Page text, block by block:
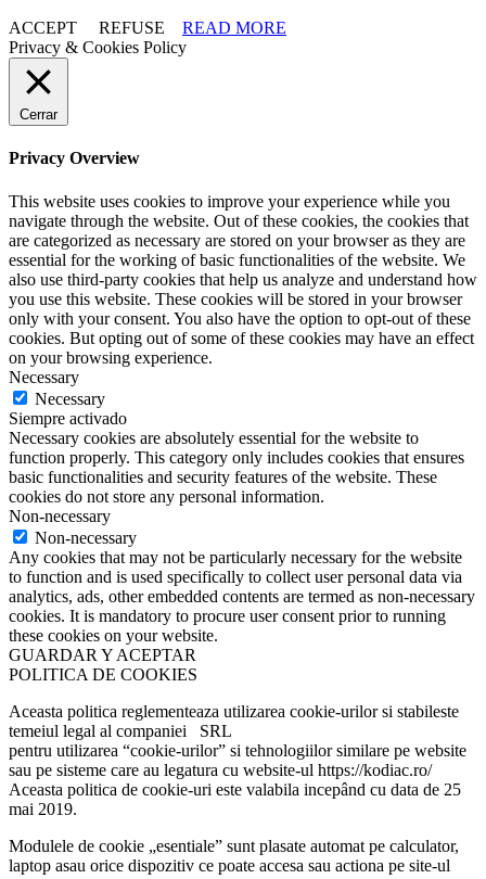
ACCEPT REFUSE
READ MORE
Privacy & Cookies Policy
Cerrar
Privacy Overview
This website uses cookies to improve your experience while you
navigate through the website. Out of these cookies, the cookies that
are categorized as necessary are stored on your browser as they are
essential for the working of basic functionalities of the website. We
also use third-party cookies that help us analyze and understand how
you use this website. These cookies will be stored in your browser
only with your consent. You also have the option to opt-out of these
cookies. But opting out of some of these cookies may have an effect
on your browsing experience.
Necessary
Necessary
Siempre activado
Necessary cookies are absolutely essential for the website to
function properly. This category only includes cookies that ensures
basic functionalities and security features of the website. These
cookies do not store any personal information.
Non-necessary
Non-necessary
Any cookies that may not be particularly necessary for the website
to function and is used specifically to collect user personal data via
analytics, ads, other embedded contents are termed as non-necessary
cookies. It is mandatory to procure user consent prior to running
these cookies on your website.
GUARDAR Y ACEPTAR
POLITICA DE COOKIES
Aceasta politica reglementeaza utilizarea cookie-urilor si stabileste
temeiul legal al companiei SRL
pentru utilizarea “cookie-urilor” si tehnologiilor similare pe website
sau pe sisteme care au legatura cu website-ul https://kodiac.ro/
Aceasta politica de cookie-uri este valabila incepând cu data de 25
mai 2019.
Modulele de cookie „esentiale” sunt plasate automat pe calculator,
laptop asau orice dispozitiv ce poate accesa sau actiona pe site-ul